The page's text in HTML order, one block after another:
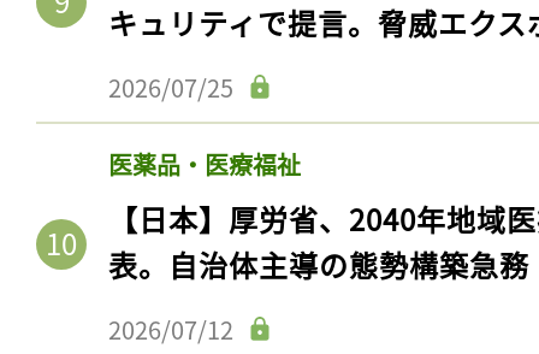
キュリティで提言。脅威エク
2026/07/25
医薬品・医療福祉
【日本】厚労省、2040年地域
表。自治体主導の態勢構築急務
2026/07/12